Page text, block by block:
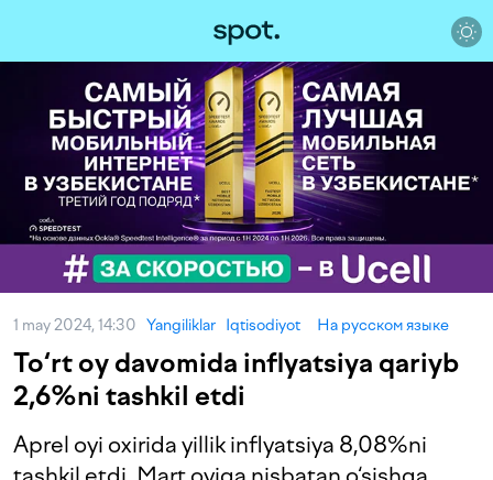
1 may 2024, 14:30 Yangiliklar Iqtisodiyot На русском языке
To‘rt oy davomida inflyatsiya qariyb
2,6%ni tashkil etdi
Aprel oyi oxirida yillik inflyatsiya 8,08%ni